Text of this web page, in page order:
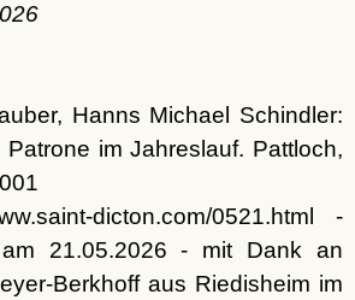
Hanns Michael Schindler:
Patrone im Jahreslauf. Pattloch,
dicton.com/0521.html -
21.05.2026 - mit Dank an
Berkhoff aus Riedisheim im